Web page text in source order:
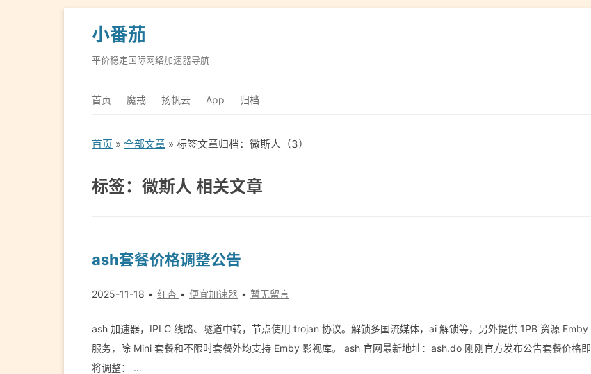
小番茄
平价稳定国际网络加速器导航
首页 魔戒 扬帆云 App 归档
首页 » 全部文章 » 标签文章归档：微斯人（3）
标签：微斯人 相关文章
ash套餐价格调整公告
2025-11-18 红杏 便宜加速器 暂无留言
ash 加速器，IPLC 线路、隧道中转，节点使用 trojan 协议。解锁多国流媒体，ai 解锁等，另外提供 1PB 资源 Emby
服务，除 Mini 套餐和不限时套餐外均支持 Emby 影视库。 ash 官网最新地址：ash.do 刚刚官方发布公告套餐价格即
将调整： …